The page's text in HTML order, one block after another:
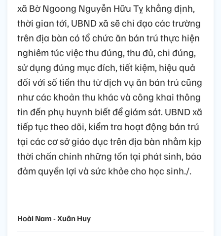
xã Bờ Ngoong Nguyễn Hữu Tỵ khẳng định,
thời gian tới, UBND xã sẽ chỉ đạo các trường
trên địa bàn có tổ chức ăn bán trú thực hiện
nghiêm túc việc thu đúng, thu đủ, chi đúng,
sử dụng đúng mục đích, tiết kiệm, hiệu quả
đối với số tiền thu từ dịch vụ ăn bán trú cũng
như các khoản thu khác và công khai thông
tin đến phụ huynh biết để giám sát. UBND xã
tiếp tục theo dõi, kiểm tra hoạt động bán trú
tại các cơ sở giáo dục trên địa bàn nhằm kịp
thời chấn chỉnh những tồn tại phát sinh, bảo
đảm quyền lợi và sức khỏe cho học sinh./.
Hoài Nam - Xuân Huy